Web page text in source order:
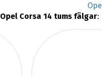
Opel Corsa 14 tums fälgar: